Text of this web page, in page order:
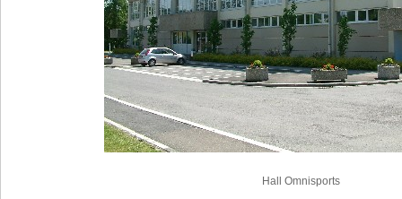
Hall Omnisports